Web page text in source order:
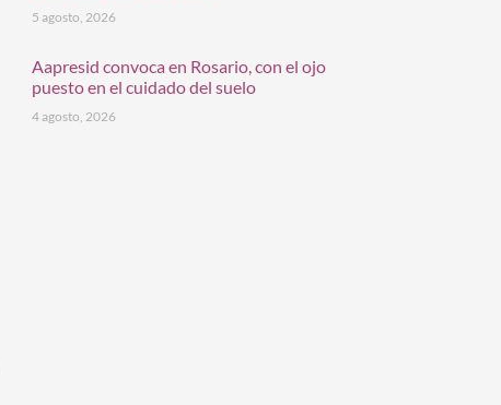
5 agosto, 2026
Aapresid convoca en Rosario, con el ojo
puesto en el cuidado del suelo
4 agosto, 2026